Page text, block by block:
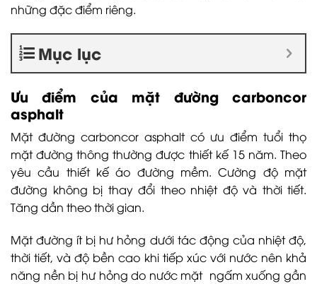
những đặc điểm riêng.
Mục lục
Ưu điểm của mặt đường carboncor
asphalt
Mặt đường carboncor asphalt có ưu điểm tuổi thọ
mặt đường thông thường được thiết kế 15 năm. Theo
yêu cầu thiết kế áo đường mềm. Cường độ mặt
đường không bị thay đổi theo nhiệt độ và thời tiết.
Tăng dần theo thời gian.
Mặt đường ít bị hư hỏng dưới tác động của nhiệt độ,
thời tiết, và độ bền cao khi tiếp xúc với nước nên khả
năng nền bị hư hỏng do nước mặt ngấm xuống gần